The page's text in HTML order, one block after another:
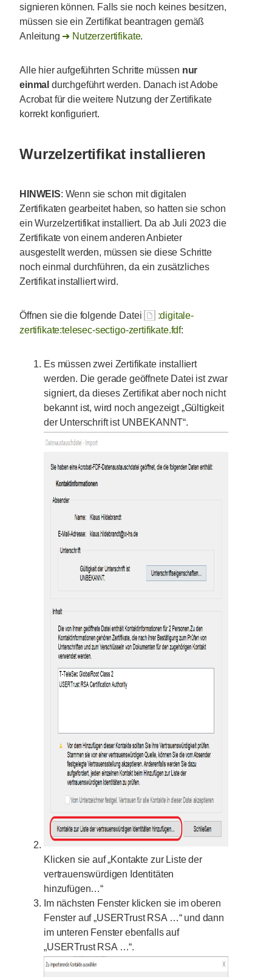
signieren können. Falls sie noch keines besitzen,
müssen sie ein Zertifikat beantragen gemäß
Anleitung
Nutzerzertifikate.
Alle hier aufgeführten Schritte müssen nur
einmal durchgeführt werden. Danach ist Adobe
Acrobat für die weitere Nutzung der Zertifikate
korrekt konfiguriert.
Wurzelzertifikat installieren
HINWEIS: Wenn sie schon mit digitalen
Zertifikaten gearbeitet haben, so hatten sie schon
ein Wurzelzertifikat installiert. Da ab Juli 2023 die
Zertifikate von einem anderen Anbieter
ausgestellt werden, müssen sie diese Schritte
noch einmal durchführen, da ein zusätzliches
Zertifikat installiert wird.
Öffnen sie die folgende Datei
:digitale-
zertifikate:telesec-sectigo-zertifikate.fdf:
Es müssen zwei Zertifikate installiert
werden. Die gerade geöffnete Datei ist zwar
signiert, da dieses Zertifikat aber noch nicht
bekannt ist, wird noch angezeigt „Gültigkeit
der Unterschrift ist UNBEKANNT“.
Klicken sie auf „Kontakte zur Liste der
vertrauenswürdigen Identitäten
hinzufügen…“
Im nächsten Fenster klicken sie im oberen
Fenster auf „USERTrust RSA …“ und dann
im unteren Fenster ebenfalls auf
„USERTrust RSA …“.